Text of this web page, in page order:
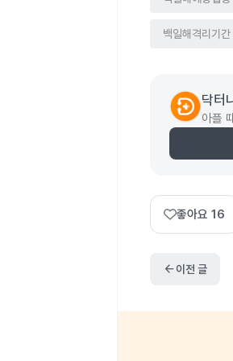
백일해격리기간
닥터
아플
좋아요 16
arrow_back이전 글